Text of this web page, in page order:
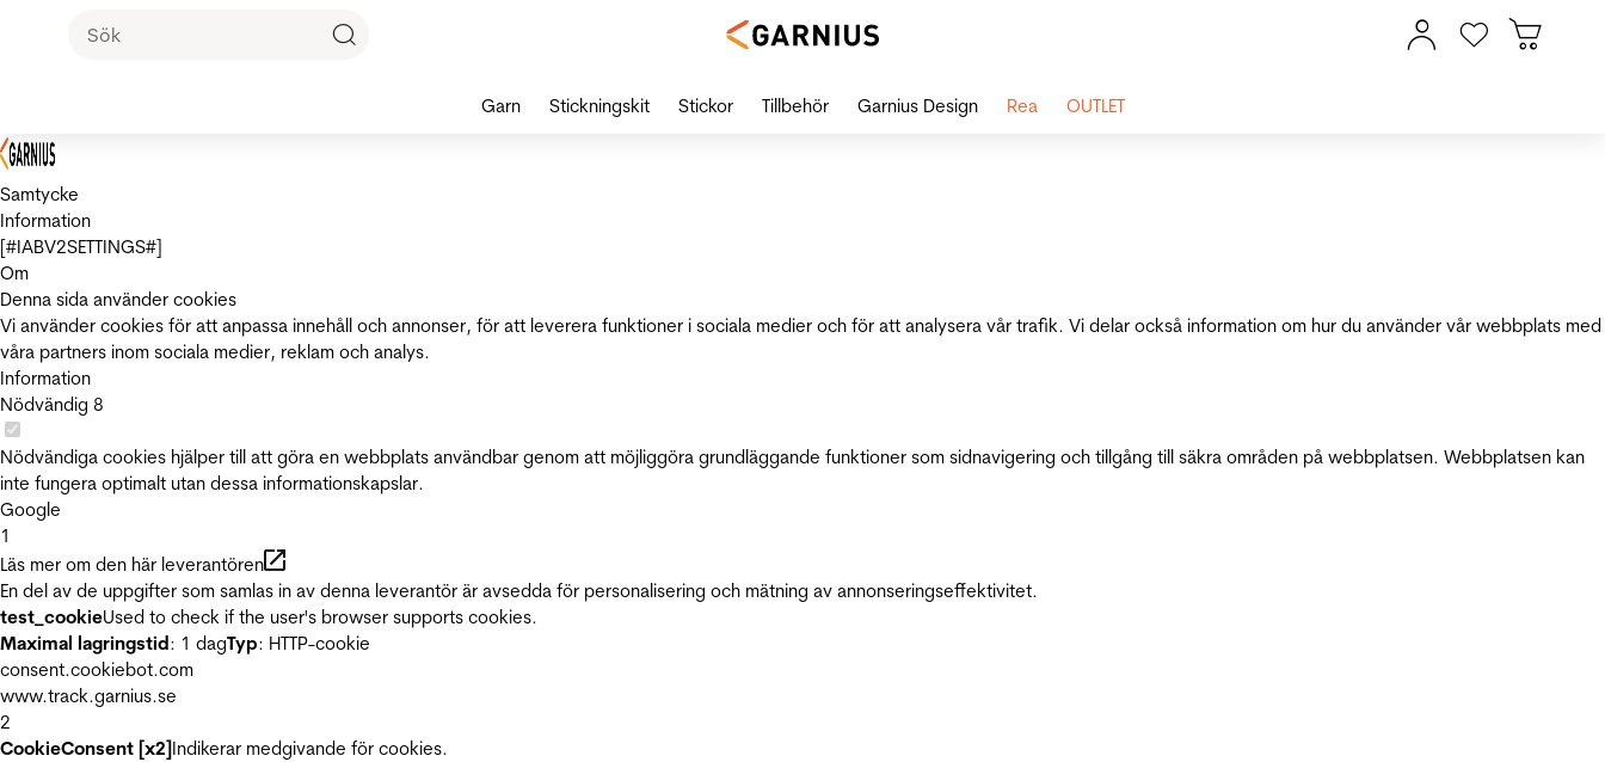
Samtycke
Information
[#IABV2SETTINGS#]
Om
Denna sida använder cookies
Vi använder cookies för att anpassa innehåll och annonser, för att leverera funktioner i sociala medier och för att analysera vår trafik. Vi delar också information om hur du använder vår webbplats med
våra partners inom sociala medier, reklam och analys.
Information
Nödvändig 8
Nödvändiga cookies hjälper till att göra en webbplats användbar genom att möjliggöra grundläggande funktioner som sidnavigering och tillgång till säkra områden på webbplatsen. Webbplatsen kan
inte fungera optimalt utan dessa informationskapslar.
Google
1
Läs mer om den här leverantören
En del av de uppgifter som samlas in av denna leverantör är avsedda för personalisering och mätning av annonseringseffektivitet.
test_cookieUsed to check if the user's browser supports cookies.
Maximal lagringstid: 1 dagTyp: HTTP-cookie
consent.cookiebot.com
www.track.garnius.se
2
CookieConsent [x2]Indikerar medgivande för cookies.
Garn Stickningskit Stickor Tillbehör Garnius Design Rea OUTLET